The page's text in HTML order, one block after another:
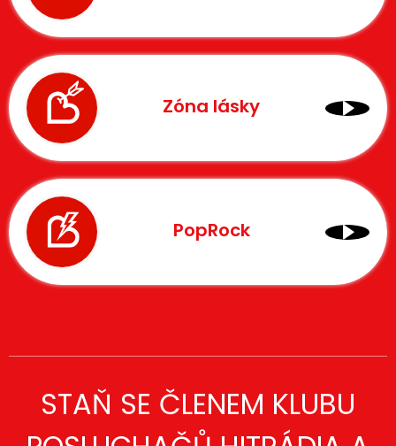
Zóna lásky
PopRock
STAŇ SE ČLENEM KLUBU